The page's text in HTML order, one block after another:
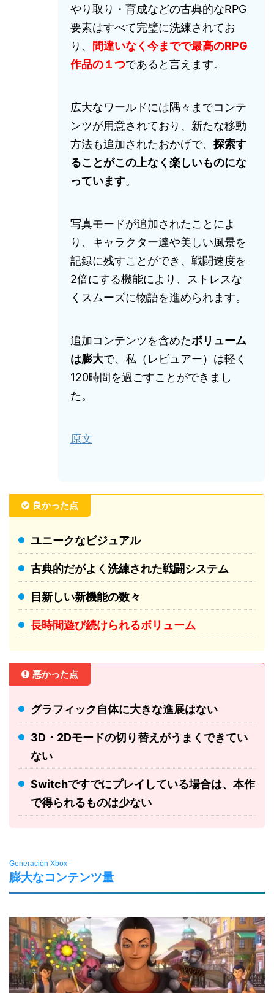
やり取り・育成などの古典的なRPG
要素はすべて完璧に洗練されてお
り、
間違いなく今までで最高のRPG
作品の１つであると言えます。
広大なワールドには隅々までコンテ
ンツが用意されており、新たな移動
方法も追加されたおかげで、 探索す
ることがこの上なく楽しいものにな
っています。
写真モードが追加されたことによ
り、キャラクター達や美しい風景を
記録に残すことができ、戦闘速度を
2倍にする機能により、ストレスな
くスムーズに物語を進められます。
追加コンテンツを含めたボリューム
は膨大で、私（レビュアー）は軽く
120時間を過ごすことができまし
た。
原文
良かった点
ユニークなビジュアル
古典的だがよく洗練された戦闘システム
目新しい新機能の数々
長時間遊び続けられるボリューム
悪かった点
グラフィック自体に大きな進展はない
3D・2Dモードの切り替えがうまくできてい
ない
Switchですでにプレイしている場合は、本作
で得られるものは少ない
Generación Xbox -
膨大なコンテンツ量